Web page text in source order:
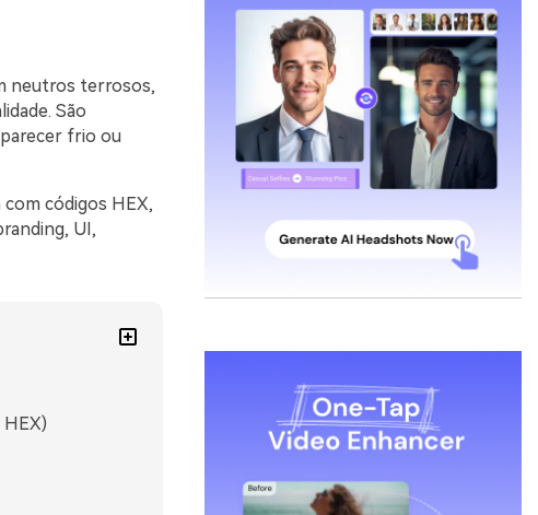
neutros terrosos,
São
frio ou
códigos HEX,
UI,